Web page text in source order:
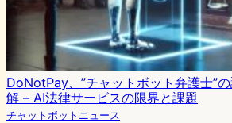
DoNotPay、”チャットボット弁護士”
解 – AI法律サービスの限界と課題
チャットボットニュース